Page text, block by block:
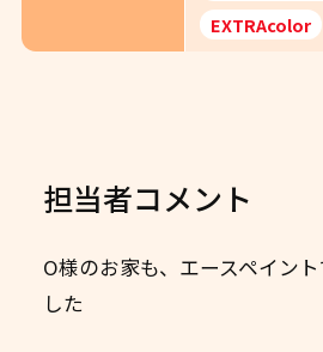
EXTRAcolor
担当者コメント
O様のお家も、エースペイン
した